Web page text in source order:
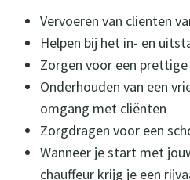
Vervoeren van cliënten
Helpen bij het in- en
Zorgen voor een
Onderhouden van een
omgang met cliënten
Zorgdragen voor een
Wanneer je start met
chauffeur krijg je een